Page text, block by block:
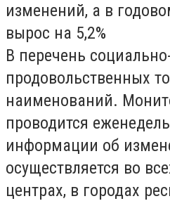
изменений, а в
вырос на 5,2%
В перечень
продовольственных
наименований.
проводится
информации об
осуществляется во
центрах, в городах